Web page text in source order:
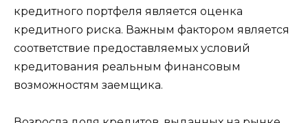
кредитного портфеля является оценка
кредитного риска. Важным фактором является
соответствие предоставляемых условий
кредитования реальным финансовым
возможностям заемщика.